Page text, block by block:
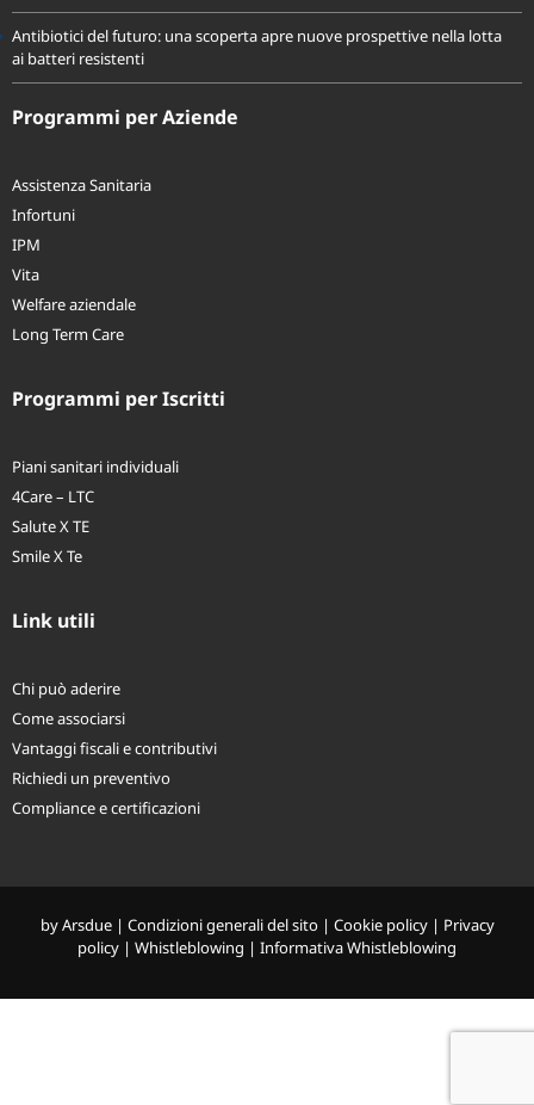
Antibiotici del futuro: una scoperta apre nuove prospettive nella lotta
ai batteri resistenti
Programmi per Aziende
Assistenza Sanitaria
Infortuni
IPM
Vita
Welfare aziendale
Long Term Care
Programmi per Iscritti
Piani sanitari individuali
4Care – LTC
Salute X TE
Smile X Te
Link utili
Chi può aderire
Come associarsi
Vantaggi fiscali e contributivi
Richiedi un preventivo
Compliance e certificazioni
byArsdue| Condizioni generali del sito| Cookie policy| Privacy
policy | Whistleblowing | Informativa Whistleblowing